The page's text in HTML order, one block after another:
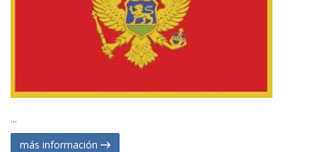
...
más información